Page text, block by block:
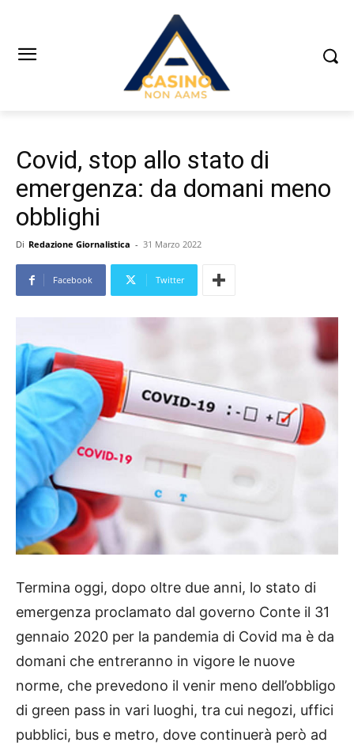
Covid, stop allo stato di
emergenza: da domani meno
obblighi
Di Redazione Giornalistica - 31 Marzo 2022
Facebook Twitter
Termina oggi, dopo oltre due anni, lo stato di
emergenza proclamato dal governo Conte il 31
gennaio 2020 per la pandemia di Covid ma è da
domani che entreranno in vigore le nuove
norme, che prevedono il venir meno dell’obbligo
di green pass in vari luoghi, tra cui negozi, uffici
pubblici, bus e metro, dove continuerà però ad